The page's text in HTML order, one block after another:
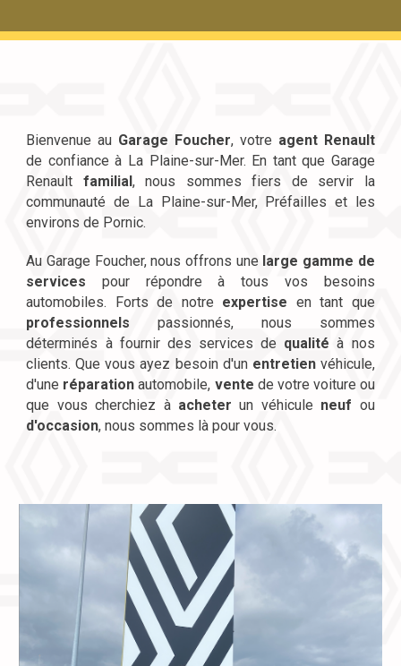
Bienvenue au Garage Foucher, votre agent Renault
de confianceà La Plaine-sur-Mer. En tant que Garage
Renault familial, nous sommes fiers de servir la
communauté de La Plaine-sur-Mer, Préfailles et les
environs de Pornic.
Au Garage Foucher, nous offrons une large gamme de
services pour répondre à tous vos besoins
automobiles. Forts de notre expertise en tant que
professionnels
passionnés, nous sommes
déterminés à fournir des services de qualité à nos
clients. Que vous ayez besoin d'un entretien véhicule,
d'une réparationautomobile, vente de votre voiture ou
que vous cherchiez à acheter un véhicule neuf ou
d'occasion, nous sommes là pour vous.